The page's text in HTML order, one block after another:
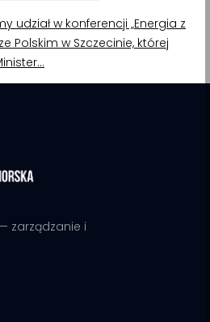
udział w konferencji „Energia z
Polskim w Szczecinie, której
zarządzanie i